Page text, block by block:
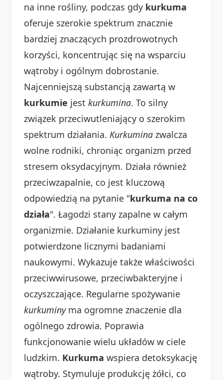
na inne rośliny, podczas gdy kurkuma
oferuje szerokie spektrum znacznie
bardziej znaczących prozdrowotnych
korzyści, koncentrując się na wsparciu
wątroby i ogólnym dobrostanie.
Najcenniejszą substancją zawartą w
kurkumie jest kurkumina. To silny
związek przeciwutleniający o szerokim
spektrum działania. Kurkumina zwalcza
wolne rodniki, chroniąc organizm przed
stresem oksydacyjnym. Działa również
przeciwzapalnie, co jest kluczową
odpowiedzią na pytanie "kurkuma na co
działa". Łagodzi stany zapalne w całym
organizmie. Działanie kurkuminy jest
potwierdzone licznymi badaniami
naukowymi. Wykazuje także właściwości
przeciwwirusowe, przeciwbakteryjne i
oczyszczające. Regularne spożywanie
kurkuminyma ogromne znaczenie dla
ogólnego zdrowia. Poprawia
funkcjonowanie wielu układów w ciele
ludzkim. Kurkuma wspiera detoksykację
wątroby. Stymuluje produkcję żółci, co